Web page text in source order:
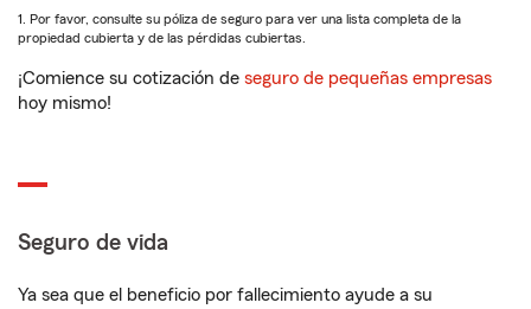
1. Por favor, consulte su póliza de seguro para ver una lista completa de la
propiedad cubierta y de las pérdidas cubiertas.
¡Comience su cotización de seguro de pequeñas empresas
hoy mismo!
Seguro de vida
Ya sea que el beneficio por fallecimiento ayude a su